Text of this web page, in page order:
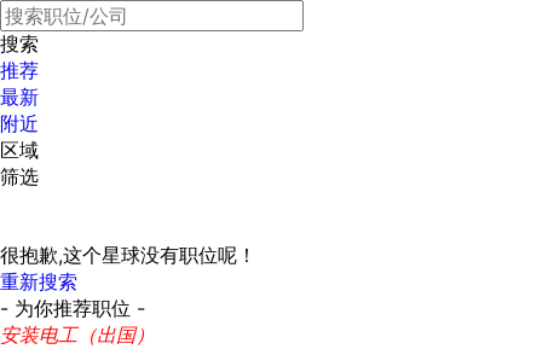
搜索
推荐
最新
附近
区域
筛选
很抱歉,这个星球没有职位呢！
重新搜索
- 为你推荐职位 -
安装电工（出国）